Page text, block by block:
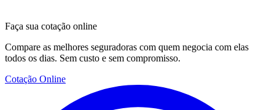
Faça sua cotação online
Compare as melhores seguradoras com quem negocia com elas
todos os dias. Sem custo e sem compromisso.
Cotação Online